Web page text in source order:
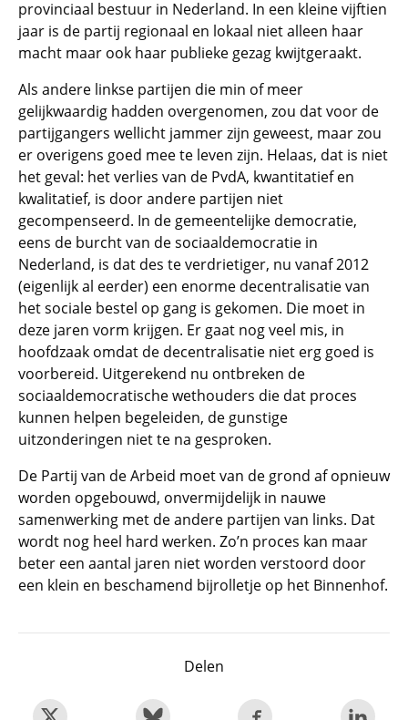
provinciaal bestuur in Nederland. In een kleine vijftien
jaar is de partij regionaal en lokaal niet alleen haar
macht maar ook haar publieke gezag kwijtgeraakt.
Als andere linkse partijen die min of meer
gelijkwaardig hadden overgenomen, zou dat voor de
partijgangers wellicht jammer zijn geweest, maar zou
er overigens goed mee te leven zijn. Helaas, dat is niet
het geval: het verlies van de PvdA, kwantitatief en
kwalitatief, is door andere partijen niet
gecompenseerd. In de gemeentelijke democratie,
eens de burcht van de sociaaldemocratie in
Nederland, is dat des te verdrietiger, nu vanaf 2012
(eigenlijk al eerder) een enorme decentralisatie van
het sociale bestel op gang is gekomen. Die moet in
deze jaren vorm krijgen. Er gaat nog veel mis, in
hoofdzaak omdat de decentralisatie niet erg goed is
voorbereid. Uitgerekend nu ontbreken de
sociaaldemocratische wethouders die dat proces
kunnen helpen begeleiden, de gunstige
uitzonderingen niet te na gesproken.
De Partij van de Arbeid moet van de grond af opnieuw
worden opgebouwd, onvermijdelijk in nauwe
samenwerking met de andere partijen van links. Dat
wordt nog heel hard werken. Zo’n proces kan maar
beter een aantal jaren niet worden verstoord door
een klein en beschamend bijrolletje op het Binnenhof.
Delen